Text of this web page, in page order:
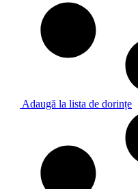
Adaugă la lista de dorințe